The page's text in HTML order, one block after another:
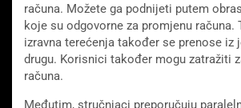
računa. Možete ga podnijeti putem
koje su odgovorne za promjenu računa.
izravna terećenja također se prenose iz
drugu. Korisnici također mogu zatražiti
računa.
Međutim, stručnjaci preporučuju